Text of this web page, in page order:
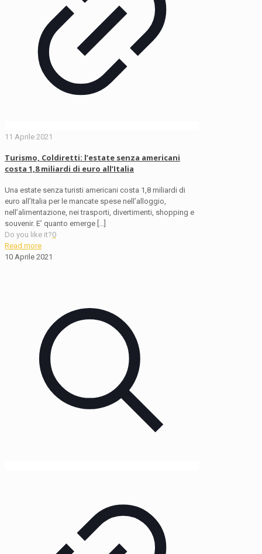
11 Aprile 2021
Turismo, Coldiretti: l’estate senza americani
costa 1,8 miliardi di euro all’Italia
Una estate senza turisti americani costa 1,8 miliardi di
euro all’Italia per le mancate spese nell’alloggio,
nell’alimentazione, nei trasporti, divertimenti, shopping e
souvenir. E’ quanto emerge […]
Do you like it?0
Read more
10 Aprile 2021